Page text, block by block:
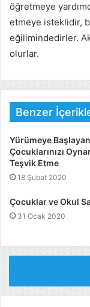
öğretmeye
etmeye isteklidir,
eğilimindedirler.
olurlar.
Benzer
Yürümeye Başlayan
Çocuklarınızı
Teşvik Etme
18 Şubat 2020
Çocuklar ve Okul
31 Ocak 2020